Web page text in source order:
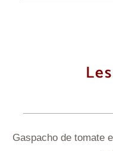
Gaspacho de tomate